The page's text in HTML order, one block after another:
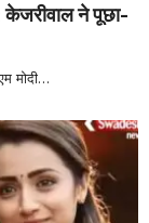
ने पूछा-
मोदी…